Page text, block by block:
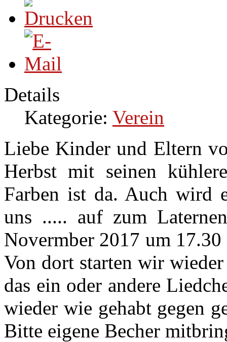
Details
Kategorie: Verein
Liebe Kinder und Eltern
Herbst mit seinen
Farben ist da. Auch wird
uns ..... auf zum
Novermber 2017 um
Von dort starten wir
das ein oder andere
wieder wie gehabt gegen
Bitte eigene Becher